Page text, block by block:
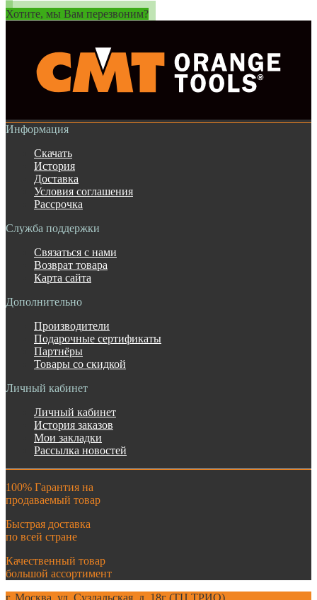
Хотите, мы Вам перезвоним?
Информация
Скачать
История
Доставка
Условия соглашения
Рассрочка
Служба поддержки
Связаться с нами
Возврат товара
Карта сайта
Дополнительно
Производители
Подарочные сертификаты
Партнёры
Товары со скидкой
Личный кабинет
Личный кабинет
История заказов
Мои закладки
Рассылка новостей
100% Гарантия на
продаваемый товар
Быстрая доставка
по всей стране
Качественный товар
большой ассортимент
г. Москва. ул. Суздальская, д. 18г (ТЦ ТРИО)